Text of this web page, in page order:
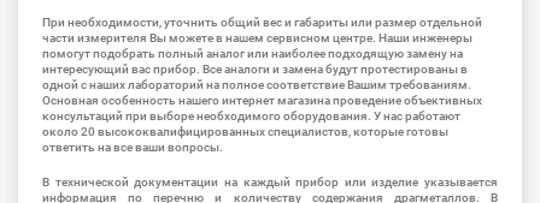
При необходимости, уточнить общий вес и габариты или размер отдельной
части измерителя Вы можете в нашем сервисном центре. Наши инженеры
помогут подобрать полный аналог или наиболее подходящую замену на
интересующий вас прибор. Все аналоги и замена будут протестированы в
одной с наших лабораторий на полное соответствие Вашим требованиям.
Основная особенность нашего интернет магазина проведение объективных
консультаций при выборе необходимого оборудования. У нас работают
около 20 высококвалифицированных специалистов, которые готовы
ответить на все ваши вопросы.
В технической документации на каждый прибор или изделие указывается
информация по перечню и количеству содержания драгметаллов. В